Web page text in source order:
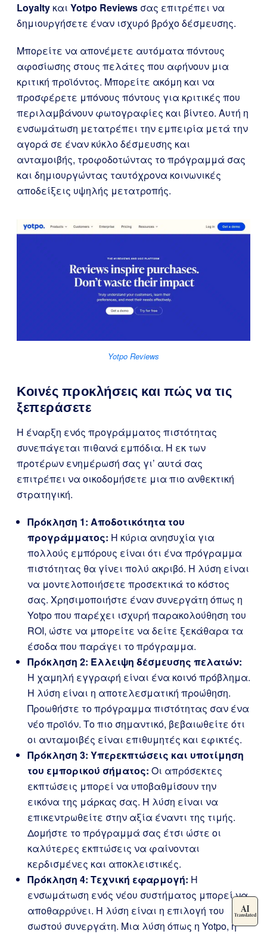
Loyalty και Yotpo Reviews σας επιτρέπει να
δημιουργήσετε έναν ισχυρό βρόχο δέσμευσης.
Μπορείτε να απονέμετε αυτόματα πόντους
αφοσίωσης στους πελάτες που αφήνουν μια
κριτική προϊόντος. Μπορείτε ακόμη και να
προσφέρετε μπόνους πόντους για κριτικές που
περιλαμβάνουν φωτογραφίες και βίντεο. Αυτή η
ενσωμάτωση μετατρέπει την εμπειρία μετά την
αγορά σε έναν κύκλο δέσμευσης και
ανταμοιβής, τροφοδοτώντας το πρόγραμμά σας
και δημιουργώντας ταυτόχρονα κοινωνικές
αποδείξεις υψηλής μετατροπής.
Yotpo Reviews
Κοινές προκλήσεις και πώς να τις
ξεπεράσετε
Η έναρξη ενός προγράμματος πιστότητας
συνεπάγεται πιθανά εμπόδια. Η εκ των
προτέρων ενημέρωσή σας γι’ αυτά σας
επιτρέπει να οικοδομήσετε μια πιο ανθεκτική
στρατηγική.
Πρόκληση 1: Αποδοτικότητα του
προγράμματος: Η κύρια ανησυχία για
πολλούς εμπόρους είναι ότι ένα πρόγραμμα
πιστότητας θα γίνει πολύ ακριβό. Η λύση είναι
να μοντελοποιήσετε προσεκτικά το κόστος
σας. Χρησιμοποιήστε έναν συνεργάτη όπως η
Yotpo που παρέχει ισχυρή παρακολούθηση του
ROI, ώστε να μπορείτε να δείτε ξεκάθαρα τα
έσοδα που παράγει το πρόγραμμα.
Πρόκληση 2: Έλλειψη δέσμευσης πελατών:
Η χαμηλή εγγραφή είναι ένα κοινό πρόβλημα.
Η λύση είναι η αποτελεσματική προώθηση.
Προωθήστε το πρόγραμμα πιστότητας σαν ένα
νέο προϊόν. Το πιο σημαντικό, βεβαιωθείτε ότι
οι ανταμοιβές είναι επιθυμητές και εφικτές.
Πρόκληση 3: Υπερεκπτώσεις και υποτίμηση
του εμπορικού σήματος: Οι απρόσεκτες
εκπτώσεις μπορεί να υποβαθμίσουν την
εικόνα της μάρκας σας. Η λύση είναι να
επικεντρωθείτε στην αξία έναντι της τιμής.
Δομήστε το πρόγραμμά σας έτσι ώστε οι
καλύτερες εκπτώσεις να φαίνονται
κερδισμένες και αποκλειστικές.
Πρόκληση 4: Τεχνική εφαρμογή: Η
ενσωμάτωση ενός νέου συστήματος μπορεί να
αποθαρρύνει. Η λύση είναι η επιλογή του
σωστού συνεργάτη. Μια λύση όπως η Yotpo, η